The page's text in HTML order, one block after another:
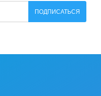
ПОДПИСАТЬСЯ